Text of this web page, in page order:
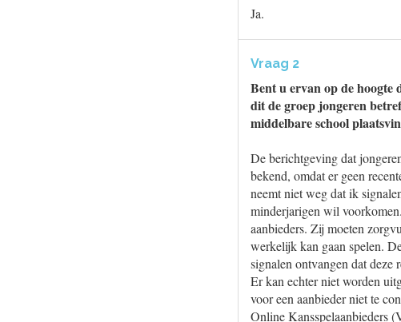
Ja.
Vraag 2
Bent u ervan op de hoogte
dit de groep jongeren
middelbare school
De berichtgeving dat
bekend, omdat er geen
neemt niet weg dat ik
minderjarigen wil
aanbieders. Zij moeten
werkelijk kan gaan spelen.
signalen ontvangen dat deze
Er kan echter niet worden
voor een aanbieder niet te
Online Kansspelaanbieders